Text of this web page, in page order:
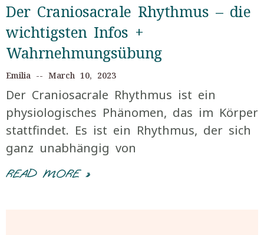
Der Craniosacrale Rhythmus – die
wichtigsten Infos +
Wahrnehmungsübung
Emilia March 10, 2023
Der Craniosacrale Rhythmus ist ein
physiologisches Phänomen, das im Körper
stattfindet. Es ist ein Rhythmus, der sich
ganz unabhängig von
READ MORE »